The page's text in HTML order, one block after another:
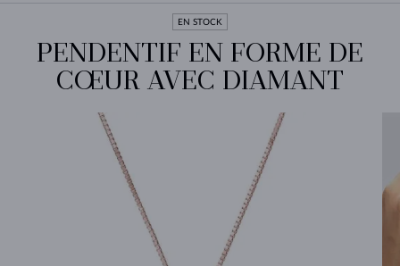
EN STOCK
PENDENTIF EN FORME DE
CŒUR AVEC DIAMANT